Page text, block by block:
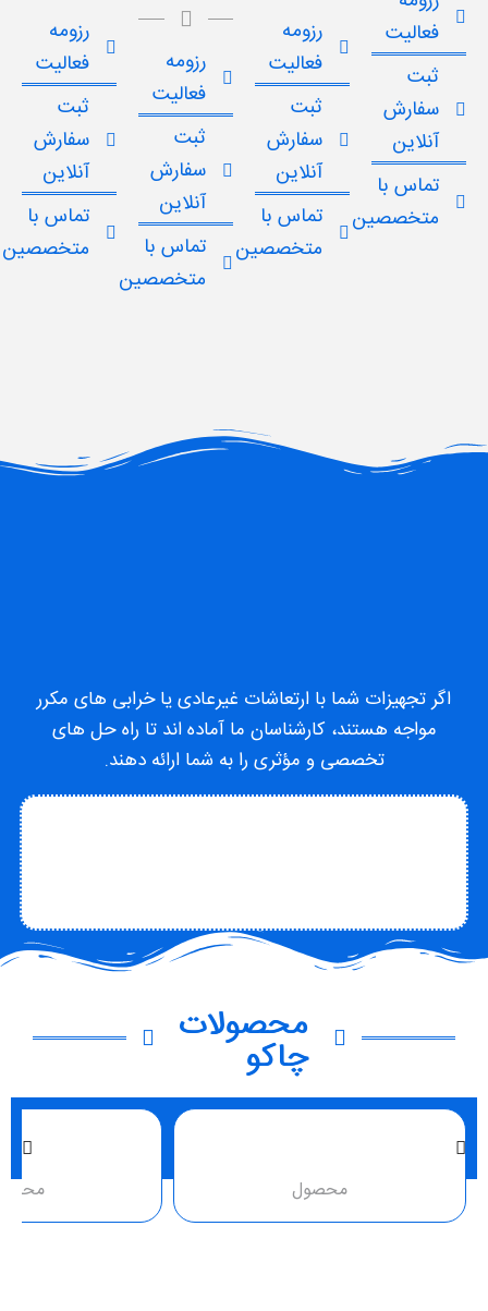
فعالیت
ثبت
سفارش
آنلاین
تماس با
متخصصین
رزومه
فعالیت
ثبت
سفارش
آنلاین
تماس با
متخصصین
رزومه
فعالیت
ثبت
سفارش
آنلاین
تماس با
متخصصین
رزومه
فعالیت
ثبت
سفارش
آنلاین
تماس با
متخصصین
اگر تجهیزات شما با ارتعاشات غیرعادی یا خرابی های مکرر
مواجه هستند، کارشناسان ما آماده اند تا راه حل های
تخصصی و مؤثری را به شما ارائه دهند.
محصولات
چاکو
محصول